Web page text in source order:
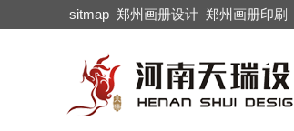
sitmap 郑州画册设计 郑州画册印刷